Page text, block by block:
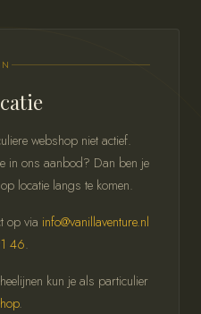
webshop niet actief.
in ons aanbod? Dan ben je
locatie langs te komen.
op via info@vanillaventure.nl
46.
kun je als particulier
.